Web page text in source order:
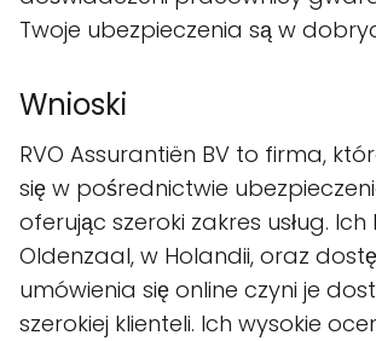
Twoje ubezpieczenia są w
Wnioski
RVO Assurantiën BV to firma,
się w pośrednictwie
oferując szeroki zakres usług.
Oldenzaal, w Holandii, oraz
umówienia się online czyni je
szerokiej klienteli. Ich wysokie